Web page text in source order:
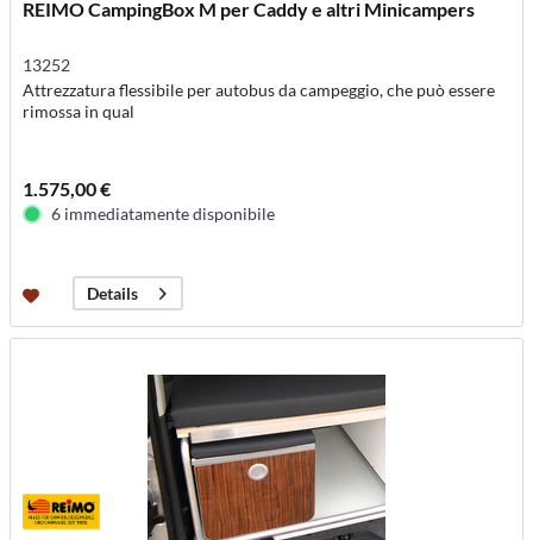
REIMO CampingBox M per Caddy e altri Minicampers
13252
Attrezzatura flessibile per autobus da campeggio, che può essere
rimossa in qual
1.575,00 €
6 immediatamente disponibile
Details